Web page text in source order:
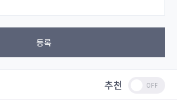
등록
추천